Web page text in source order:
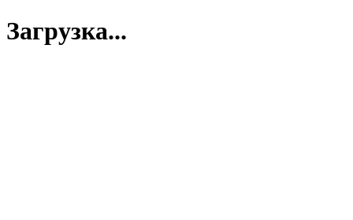
Загрузка...